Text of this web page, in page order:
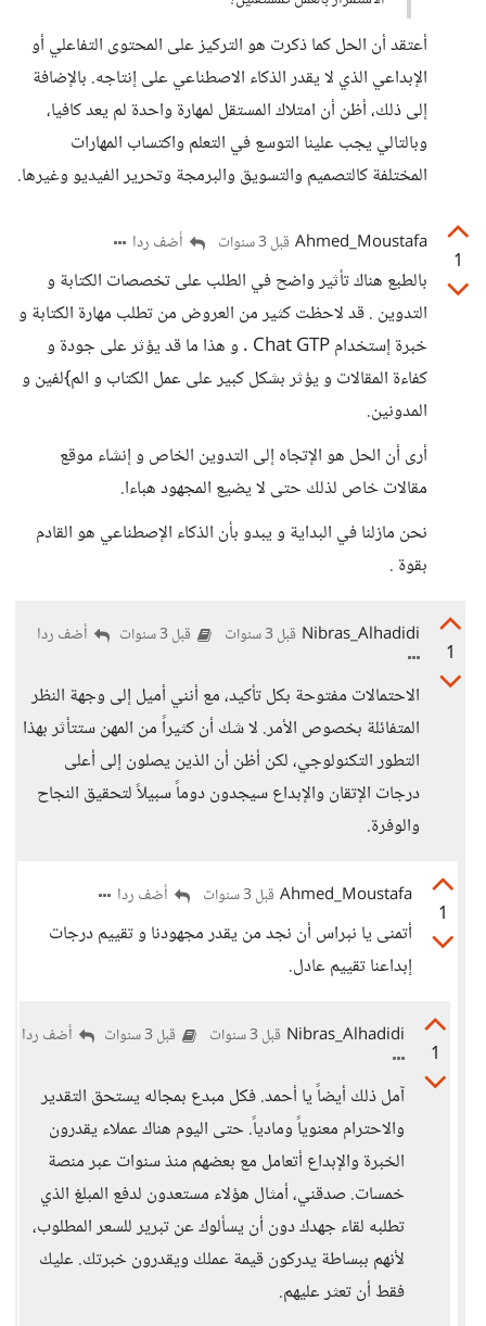
أعتقد أن الحل كما ذكرت هو التركيز على المحتوى التفاعلي أو
الإبداعي الذي لا يقدر الذكاء الاصطناعي على إنتاجه. بالإضافة
إلى ذلك، أظن أن امتلاك المستقل لمهارة واحدة لم يعد كافيا،
وبالتالي يجب علينا التوسع في التعلم واكتساب المهارات
المختلفة كالتصميم والتسويق والبرمجة وتحرير الفيديو وغيرها.
1
Ahmed_Moustafa قبل 3 سنوات أضف ردا
بالطبع هناك تأثير واضح في الطلب على تخصصات الكتابة و
التدوين . قد لاحظت كثير من العروض من تطلب مهارة الكتابة و
خبرة إستخدام Chat GTP . و هذا ما قد يؤثر على جودة و
كفاءة المقالات و يؤثر بشكل كبير على عمل الكتاب و الم}لفين و
المدونين.
أرى أن الحل هو الإتجاه إلى التدوين الخاص و إنشاء موقع
مقالات خاص لذلك حتى لا يضيع المجهود هباءا.
نحن مازلنا في البداية و يبدو بأن الذكاء الإصطناعي هو القادم
بقوة .
1
Nibras_Alhadidi قبل 3 سنوات قبل 3 سنوات أضف ردا
الاحتمالات مفتوحة بكل تأكيد، مع أنني أميل إلى وجهة النظر
المتفائلة بخصوص الأمر. لا شك أن كثيراً من المهن ستتأثر بهذا
التطور التكنولوجي، لكن أظن أن الذين يصلون إلى أعلى
درجات الإتقان والإبداع سيجدون دوماً سبيلاً لتحقيق النجاح
والوفرة.
1
Ahmed_Moustafa قبل 3 سنوات أضف ردا
أتمنى يا نبراس أن نجد من يقدر مجهودنا و تقييم درجات
إبداعنا تقييم عادل.
1
Nibras_Alhadidi قبل 3 سنوات قبل 3 سنوات أضف ردا
آمل ذلك أيضاً يا أحمد. فكل مبدع بمجاله يستحق التقدير
والاحترام معنوياً ومادياً. حتى اليوم هناك عملاء يقدرون
الخبرة والإبداع أتعامل مع بعضهم منذ سنوات عبر منصة
خمسات. صدقني، أمثال هؤلاء مستعدون لدفع المبلغ الذي
تطلبه لقاء جهدك دون أن يسألوك عن تبرير للسعر المطلوب،
لأنهم ببساطة يدركون قيمة عملك ويقدرون خبرتك. عليك
فقط أن تعثر عليهم.